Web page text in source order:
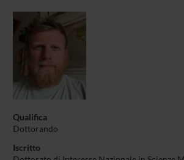
Qualifica
Dottorando
Iscritto